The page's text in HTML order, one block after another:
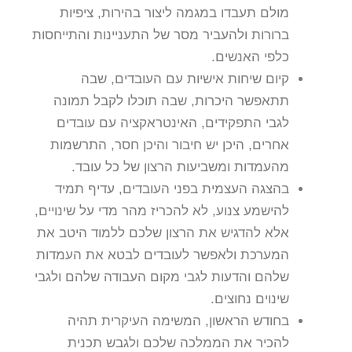
מולם תעבדו במגמה ליצור בהירות, ציפיות
ברורות ולהעביר מסר של התעניינות והתייחסות
כלפי האנשים.
קיום שיחות אישיות עם העובדים, שבה
תתאפשר היכרות, שבה תוכלו לקבל תמונה
לגבי התפקידים, האינטראקציה עם עובדים
אחרים, היכן יש חיבור והיכן חסר, התרשמות
מהעמדות ומשביעות הרצון של כל עובד.
בהצגה העצמית בפני העובדים, עדיף תמיד
להישמע צנוע, לא להכריז מהר מדי על שינויים,
אלא להדגיש את הרצון שלכם ללמוד היטב את
המערכת ולאפשר לעובדים לבטא את העמדות
שלהם והדעות לגבי מקום העבודה שלהם ולגבי
שינוים נחוצים.
בחודש הראשון, המשימה העיקרית תהיה
להכיר את הממלכה שלכם ולגבש תכנית